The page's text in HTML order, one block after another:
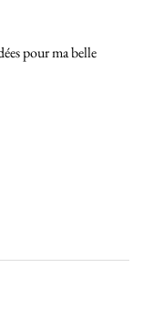
pour ma belle